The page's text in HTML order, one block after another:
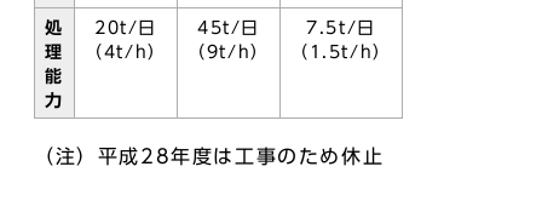
処
理
能
力
20t/日
（4t/h）
45t/日
（9t/h）
7.5t/日
（1.5t/h）
（注）平成28年度は工事のため休止